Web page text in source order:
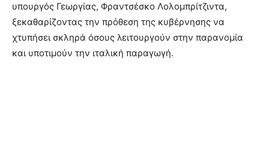
υπουργός Γεωργίας, Φραντσέσκο Λολομπρίτζιντα,
ξεκαθαρίζοντας την πρόθεση της κυβέρνησης να
χτυπήσει σκληρά όσους λειτουργούν στην παρανομία
και υποτιμούν την ιταλική παραγωγή.